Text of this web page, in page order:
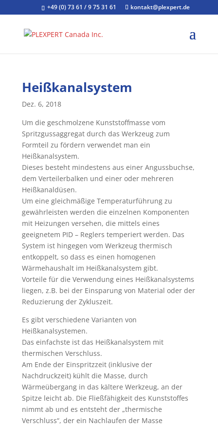
+49 (0) 73 61 / 9 75 31 61 kontakt@plexpert.de
Heißkanalsystem
Dez. 6, 2018
Um die geschmolzene Kunststoffmasse vom
Spritzgussaggregat durch das Werkzeug zum
Formteil zu fördern verwendet man ein
Heißkanalsystem.
Dieses besteht mindestens aus einer Angussbuchse,
dem Verteilerbalken und einer oder mehreren
Heißkanaldüsen.
Um eine gleichmäßige Temperaturführung zu
gewährleisten werden die einzelnen Komponenten
mit Heizungen versehen, die mittels eines
geeignetem PID – Reglers temperiert werden. Das
System ist hingegen vom Werkzeug thermisch
entkoppelt, so dass es einen homogenen
Wärmehaushalt im Heißkanalsystem gibt.
Vorteile für die Verwendung eines Heißkanalsystems
liegen, z.B. bei der Einsparung von Material oder der
Reduzierung der Zykluszeit.
Es gibt verschiedene Varianten von
Heißkanalsystemen.
Das einfachste ist das Heißkanalsystem mit
thermischen Verschluss.
Am Ende der Einspritzzeit (inklusive der
Nachdruckzeit) kühlt die Masse, durch
Wärmeübergang in das kältere Werkzeug, an der
Spitze leicht ab. Die Fließfähigkeit des Kunststoffes
nimmt ab und es entsteht der „thermische
Verschluss“, der ein Nachlaufen der Masse